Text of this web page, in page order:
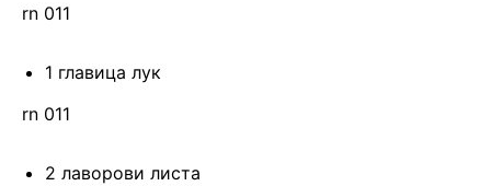
rn 011
1 главица лук
rn 011
2 лаворови листа